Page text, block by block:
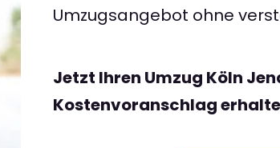
Umzugsangebot ohne
Jetzt Ihren Umzug Köln
Kostenvoranschlag